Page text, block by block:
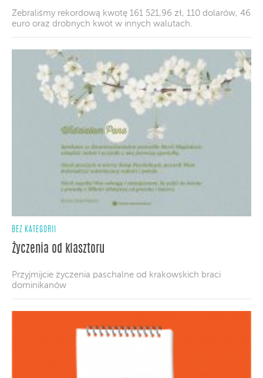
Zebraliśmy rekordową kwotę 161 521,96 zł, 110 dolarów, 46
euro oraz drobnych kwot w innych walutach.
BEZ KATEGORII
Życzenia od klasztoru
Przyjmijcie życzenia paschalne od krakowskich braci
dominikanów